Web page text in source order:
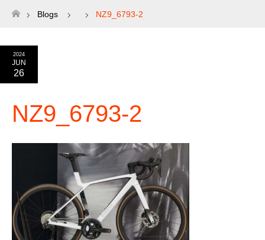
ホーム
Blogs NZ9_6793-2
2024
JUN
26
NZ9_6793-2